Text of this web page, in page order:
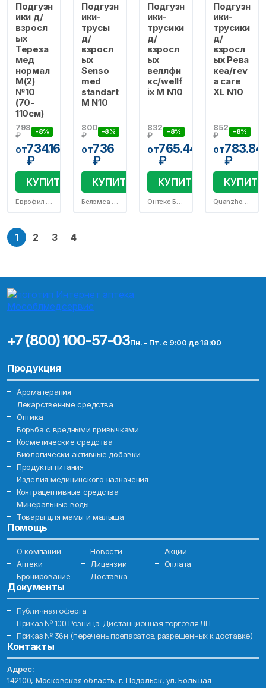
Подгузн
ики д/
взросл
ых
Тереза
мед
нормал
M(2)
№10
(70-
110см)
798
₽
-8%
от734.16
₽
КУПИТЬ
Еврофил С.р.л.
Подгузн
ики-
трусы
д/
взросл
ых
Senso
med
standart
M N10
800
₽
-8%
от736
₽
КУПИТЬ
Белэмса ООО
Подгузн
ики-
трусики
д/
взросл
ых
веллфи
кс/wellf
ix M N10
832
₽
-8%
от765.44
₽
КУПИТЬ
Онтекс БВБА
Подгузн
ики-
трусики
д/
взросл
ых Рева
кеа/rev
a care
XL N10
852
₽
-8%
от783.84
₽
КУПИТЬ
Quanzhou Tianjiao Lady And Babys Hygiens Supply Co Ltd
1 2 3 4
+7 (800) 100-57-03Пн. - Пт. с 9:00 до 18:00
Продукция
Ароматерапия
Лекарственные средства
Оптика
Борьба с вредными привычками
Косметические средства
Биологически активные добавки
Продукты питания
Изделия медицинского назначения
Контрацептивные средства
Минеральные воды
Товары для мамы и малыша
Помощь
О компании Новости
Акции
Аптеки
Лицензии
Оплата
Бронирование
Доставка
Документы
Публичная оферта
Приказ № 100 Розница. Дистанционная торговля ЛП
Приказ № 36н (перечень препаратов, разрешенных к доставке)
Контакты
Адрес:
142100, Московская область, г. Подольск, ул. Большая